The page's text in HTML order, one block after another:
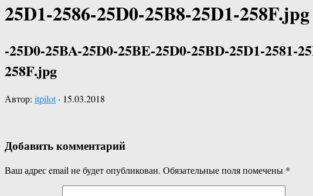
25D1-2586-25D0-25B8-25D1-258F.jpg
-25D0-25BA-25D0-25BE-25D0-25BD-25D1-2581-
258F.jpg
Автор: itpilot · 15.03.2018
Добавить комментарий
Ваш адрес email не будет опубликован. Обязательные поля помечены *